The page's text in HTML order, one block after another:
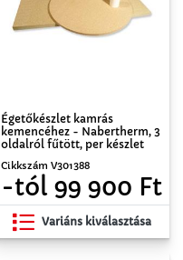
Égetőkészlet kamrás
kemencéhez - Nabertherm, 3
oldalról fűtött, per készlet
Cikkszám V301388
-tól 99 900 Ft
Variáns kiválasztása